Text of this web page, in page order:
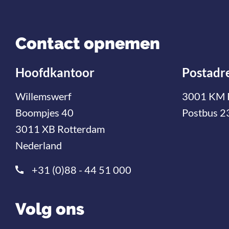
Contact opnemen
Hoofdkantoor
Willemswerf
Boompjes 40
3011 XB Rotterdam
Nederland
+31 (0)88 - 44 51 000
3001 KM
Postbus
Volg ons